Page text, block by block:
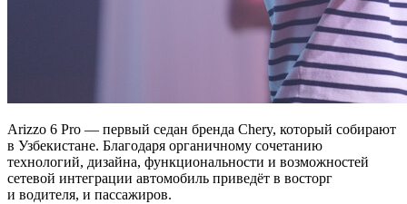
Arizzo 6 Pro — первый седан бренда Chery, который собирают
в Узбекистане. Благодаря органичному сочетанию
технологий, дизайна, функциональности и возможностей
сетевой интеграции автомобиль приведёт в восторг
и водителя, и пассажиров.